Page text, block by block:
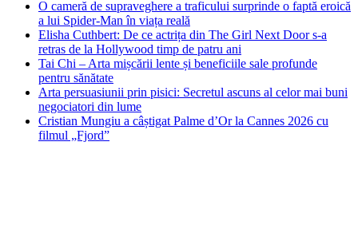
O cameră de supraveghere a traficului surprinde o faptă eroică
a lui Spider-Man în viața reală
Elisha Cuthbert: De ce actrița din The Girl Next Door s‑a
retras de la Hollywood timp de patru ani
Tai Chi – Arta mișcării lente și beneficiile sale profunde
pentru sănătate
Arta persuasiunii prin pisici: Secretul ascuns al celor mai buni
negociatori din lume
Cristian Mungiu a câștigat Palme d’Or la Cannes 2026 cu
filmul „Fjord”